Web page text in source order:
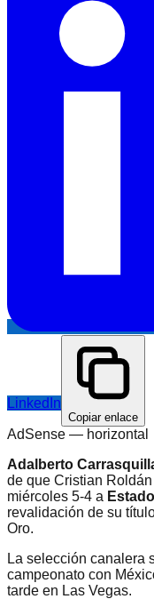
LinkedIn
Copiar enlace
AdSense — horizontal
Adalberto
de que Cristian
miércoles 5-4 a
revalidación de su
Oro.
La selección canalera
campeonato con
tarde en Las Vegas.